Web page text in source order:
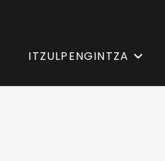
ITZULPENGINTZA